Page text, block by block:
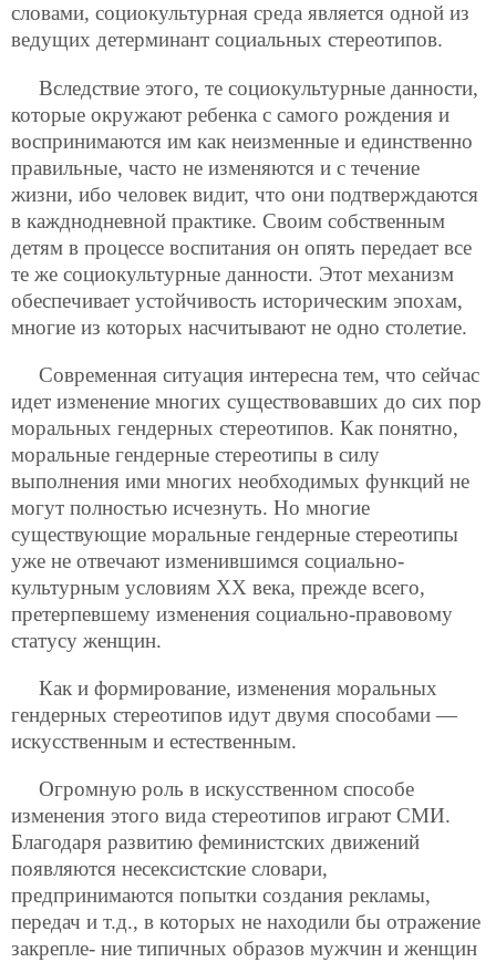
словами, социокультурная среда является одной из
ведущих детерминант социальных стереотипов.
Вследствие этого, те социокультурные данности,
которые окружают ребенка с самого рождения и
воспринимаются им как неизменные и единственно
правильные, часто не изменяются и с течение
жизни, ибо человек видит, что они подтверждаются
в кажднодневной практике. Своим собственным
детям в процессе воспитания он опять передает все
те же социокультурные данности. Этот механизм
обеспечивает устойчивость историческим эпохам,
многие из которых насчитывают не одно столетие.
Современная ситуация интересна тем, что сейчас
идет изменение многих существовавших до сих пор
моральных гендерных стереотипов. Как понятно,
моральные гендерные стереотипы в силу
выполнения ими многих необходимых функций не
могут полностью исчезнуть. Но многие
существующие моральные гендерные стереотипы
уже не отвечают изменившимся социально-
культурным условиям ХХ века, прежде всего,
претерпевшему изменения социально-правовому
статусу женщин.
Как и формирование, изменения моральных
гендерных стереотипов идут двумя способами —
искусственным и естественным.
Огромную роль в искусственном способе
изменения этого вида стереотипов играют СМИ.
Благодаря развитию феминистских движений
появляются несексистские словари,
предпринимаются попытки создания рекламы,
передач и т.д., в которых не находили бы отражение
закрепле- ние типичных образов мужчин и женщин